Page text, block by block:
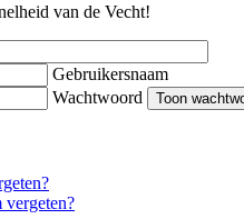
van de Vecht!
Gebruikersnaam
Wachtwoord
Toon
vergeten?